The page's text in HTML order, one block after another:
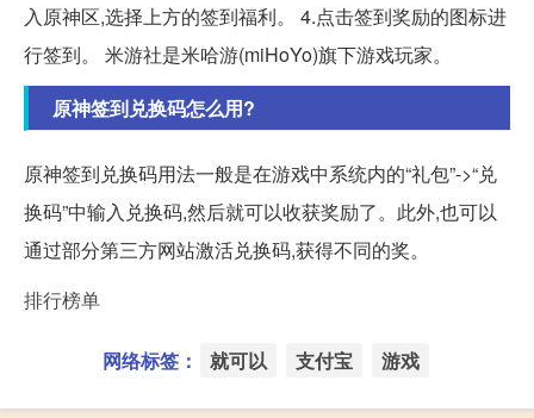
入原神区,选择上方的签到福利。 4.点击签到奖励的图标进
行签到。 米游社是米哈游(miHoYo)旗下游戏玩家。
原神签到兑换码怎么用?
原神签到兑换码用法一般是在游戏中系统内的“礼包”->“兑
换码”中输入兑换码,然后就可以收获奖励了。此外,也可以
通过部分第三方网站激活兑换码,获得不同的奖。
排行榜单
网络标签： 就可以 支付宝 游戏